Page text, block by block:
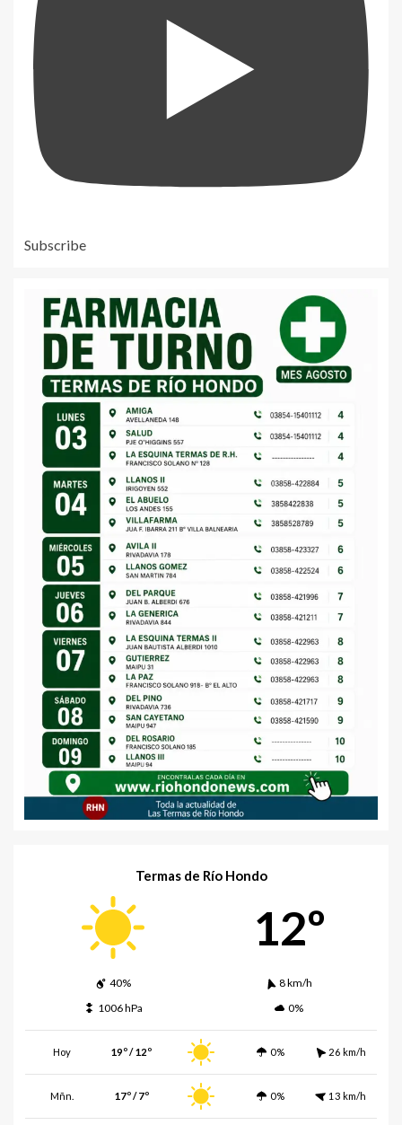
Subscribe
Termas de Río Hondo
12º
40%
8 km/h
1006 hPa
0%
Hoy 19º / 12º 0% 26 km/h
Mñn. 17º / 7º 0% 13 km/h